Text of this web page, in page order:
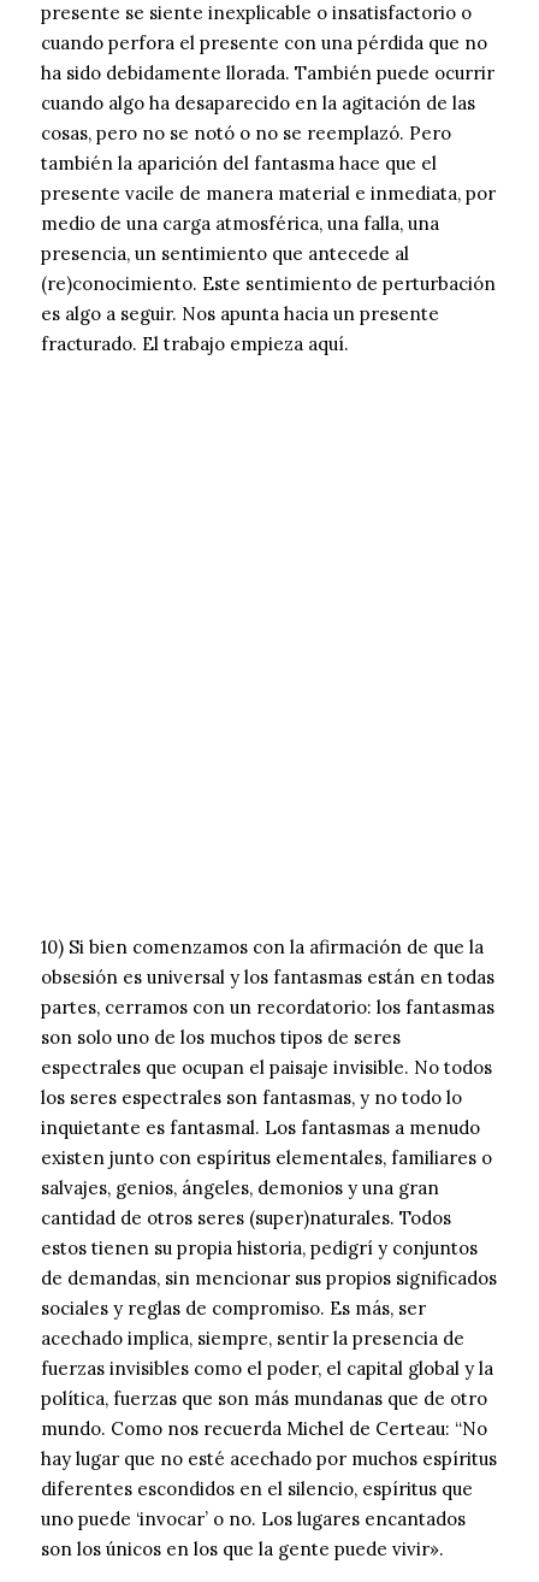
presente se siente inexplicable o insatisfactorio o
cuando perfora el presente con una pérdida que no
ha sido debidamente llorada. También puede ocurrir
cuando algo ha desaparecido en la agitación de las
cosas, pero no se notó o no se reemplazó. Pero
también la aparición del fantasma hace que el
presente vacile de manera material e inmediata, por
medio de una carga atmosférica, una falla, una
presencia, un sentimiento que antecede al
(re)conocimiento. Este sentimiento de perturbación
es algo a seguir. Nos apunta hacia un presente
fracturado. El trabajo empieza aquí.
10) Si bien comenzamos con la afirmación de que la
obsesión es universal y los fantasmas están en todas
partes, cerramos con un recordatorio: los fantasmas
son solo uno de los muchos tipos de seres
espectrales que ocupan el paisaje invisible. No todos
los seres espectrales son fantasmas, y no todo lo
inquietante es fantasmal. Los fantasmas a menudo
existen junto con espíritus elementales, familiares o
salvajes, genios, ángeles, demonios y una gran
cantidad de otros seres (super)naturales. Todos
estos tienen su propia historia, pedigrí y conjuntos
de demandas, sin mencionar sus propios significados
sociales y reglas de compromiso. Es más, ser
acechado implica, siempre, sentir la presencia de
fuerzas invisibles como el poder, el capital global y la
política, fuerzas que son más mundanas que de otro
mundo. Como nos recuerda Michel de Certeau: “No
hay lugar que no esté acechado por muchos espíritus
diferentes escondidos en el silencio, espíritus que
uno puede ‘invocar’ o no. Los lugares encantados
son los únicos en los que la gente puede vivir».